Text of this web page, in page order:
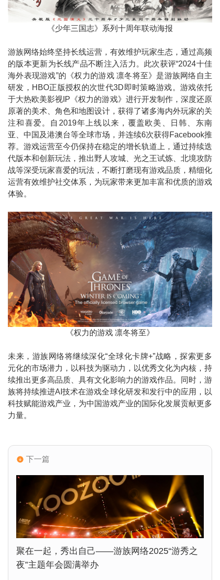
《少年三国志》系列十周年联动海报
游族网络始终坚持长线运营，有效维护玩家生态，通过高频
的版本更新为长线产品不断注入活力。此次获评“2024十佳
海外表现游戏”的《权力的游戏 凛冬将至》是游族网络自主
研发， HBO正版授权的次世代3D 即时策略游戏。游戏依托
于大热欧美影视 IP 《权力的游戏》进行开发制作，深度还原
原著的美术、角色和地图设计，获得了诸多海内外玩家的关
注和喜爱。自 2019年上线以来，覆盖欧美、日韩、东南
亚、中国及港澳台等全球市场，并连续6次获得Facebook推
荐。游戏运营至今仍保持在稳定的增长轨道上，通过持续迭
代版本和创新玩法，推出野人攻城、光之王试炼、北境攻防
战等深受玩家喜爱的玩法，不断打磨现有游戏品质，精细化
运营有效维护社交体系，为玩家带来更加丰富和优质的游戏
体验。
《权力的游戏 凛冬将至》
未来，游族网络将继续深化“全球化卡牌+”战略，探索更多
元化的市场潜力，以科技为驱动力，以优秀文化为内核，持
续推出更多高品质、具有文化影响力的游戏作品。同时，游
族将持续推进AI技术在游戏全球化研发和发行中的应用，以
科技赋能游戏产业，为中国游戏产业的国际化发展贡献更多
力量。
下一篇
聚在一起，秀出自己——游族网络2025“游秀之
夜”主题年会圆满举办